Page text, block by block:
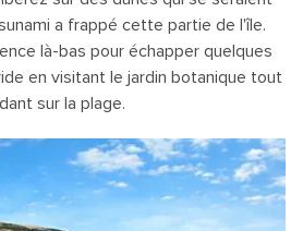
a frappé cette partie de l'île.
là-bas pour échapper quelques
en visitant le jardin botanique tout
sur la plage.